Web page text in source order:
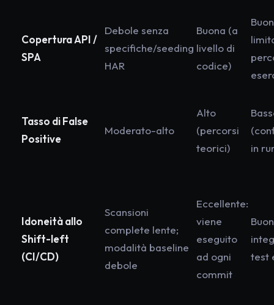
Copertura API /
SPA
Debole senza
specifiche/seeding
HAR
Buona (a
livello di
codice)
Tasso di False
Positive
Moderato-alto
Alto
(percorsi
teorici)
in
Idoneità allo
Shift-left
(CI/CD)
Scansioni
complete lente;
modalità baseline
debole
Eccellente:
viene
eseguito
ad ogni
commit
test